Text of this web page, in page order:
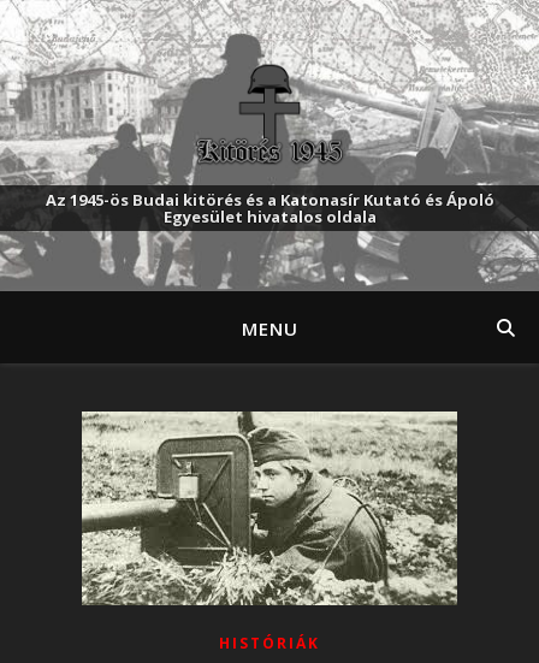
Az 1945-ös Budai kitörés és a Katonasír Kutató és Ápoló
Egyesület hivatalos oldala
MENU
HISTÓRIÁK